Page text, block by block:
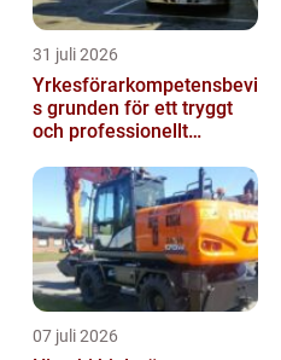
31 juli 2026
Yrkesförarkompetensbevi
s grunden för ett tryggt
och professionellt
07 juli 2026